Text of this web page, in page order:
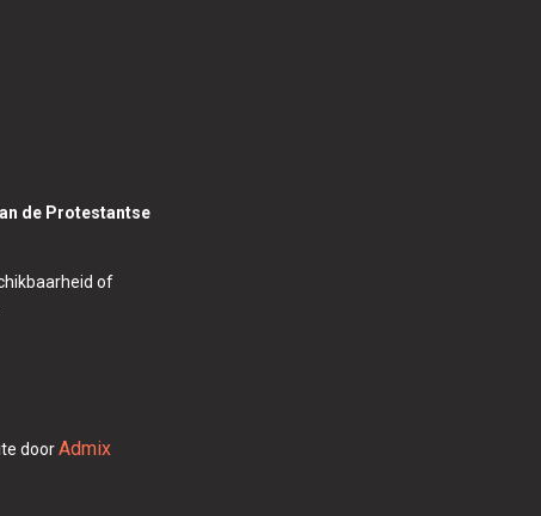
de Protestantse
of
doorAdmix